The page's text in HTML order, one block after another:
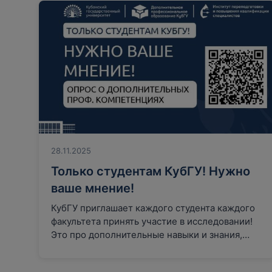
28.11.2025
Только студентам КубГУ! Нужно
ваше мнение!
КубГУ приглашает каждого студента каждого
факультета принять участие в исследовании!
Это про дополнительные навыки и знания,